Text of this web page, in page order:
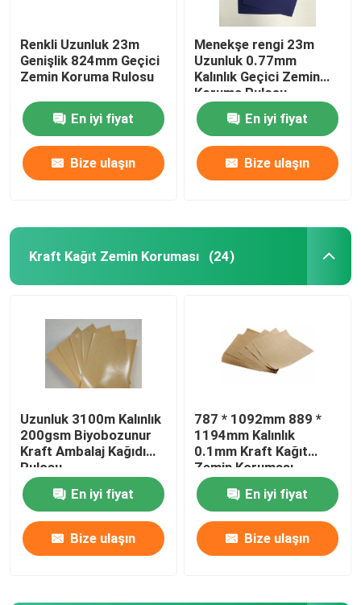
Renkli Uzunluk 23m
Genişlik 824mm Geçici
Zemin Koruma Rulosu
En iyi fiyat
Bize ulaşın
Menekşe rengi 23m
Uzunluk 0.77mm
Kalınlık Geçici Zemin
Koruma Rulosu
En iyi fiyat
Bize ulaşın
Kraft Kağıt Zemin Koruması (24)
Uzunluk 3100m Kalınlık
200gsm Biyobozunur
Kraft Ambalaj Kağıdı
Rulosu
En iyi fiyat
Bize ulaşın
787 * 1092mm 889 *
1194mm Kalınlık
0.1mm Kraft Kağıt
Zemin Koruması
En iyi fiyat
Bize ulaşın